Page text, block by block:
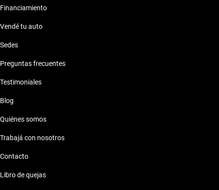
Financiamiento
Vendé tu auto
Sedes
Preguntas frecuentes
Testimoniales
Blog
Quiénes somos
Trabajá con nosotros
Contacto
Libro de quejas